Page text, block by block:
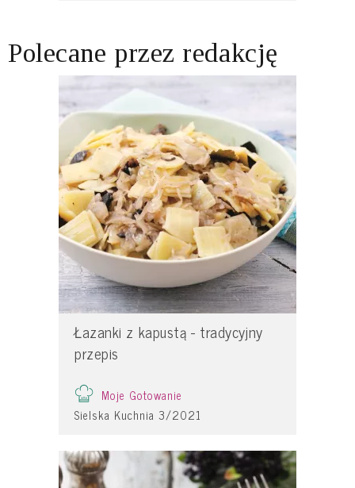
Polecane przez redakcję
Łazanki z kapustą - tradycyjny
przepis
Moje Gotowanie
Sielska Kuchnia 3/2021